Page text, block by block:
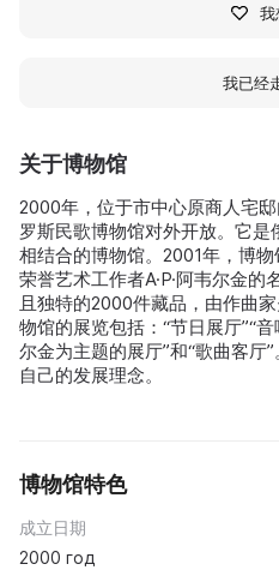
关于博物馆
2000年，位于市中心原商人宅邸
罗斯民歌博物馆对外开放。它
相结合的博物馆。2001年，博
荣誉艺术工作者A·P·阿韦尔金
且独特的2000件藏品，由作曲
物馆的展览包括：“节日展厅”“音
尔金为主题的展厅”和“歌曲客厅
自己的发展理念。
博物馆特色
成立日期
2000 год
我
我已经